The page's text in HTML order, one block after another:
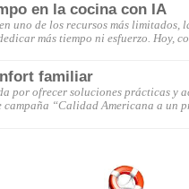
en la cocina con IA
uno de los recursos más
más tiempo ni esfuerzo. Hoy,
familiar
por ofrecer soluciones prácticas y
“Calidad Americana a un